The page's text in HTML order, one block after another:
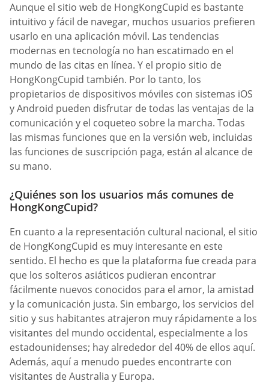
Aunque el sitio web de HongKongCupid es bastante
intuitivo y fácil de navegar, muchos usuarios prefieren
usarlo en una aplicación móvil. Las tendencias
modernas en tecnología no han escatimado en el
mundo de las citas en línea. Y el propio sitio de
HongKongCupid también. Por lo tanto, los
propietarios de dispositivos móviles con sistemas iOS
y Android pueden disfrutar de todas las ventajas de la
comunicación y el coqueteo sobre la marcha. Todas
las mismas funciones que en la versión web, incluidas
las funciones de suscripción paga, están al alcance de
su mano.
¿Quiénes son los usuarios más comunes de
HongKongCupid?
En cuanto a la representación cultural nacional, el sitio
de HongKongCupid es muy interesante en este
sentido. El hecho es que la plataforma fue creada para
que los solteros asiáticos pudieran encontrar
fácilmente nuevos conocidos para el amor, la amistad
y la comunicación justa. Sin embargo, los servicios del
sitio y sus habitantes atrajeron muy rápidamente a los
visitantes del mundo occidental, especialmente a los
estadounidenses; hay alrededor del 40% de ellos aquí.
Además, aquí a menudo puedes encontrarte con
visitantes de Australia y Europa.